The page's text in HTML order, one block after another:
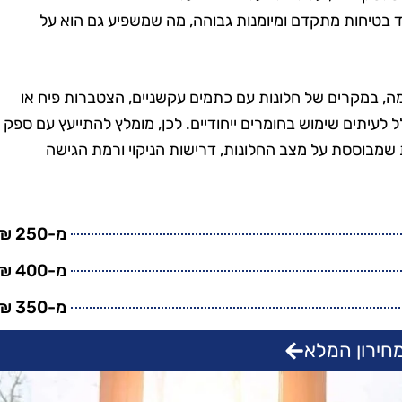
בטיחות מתקדם ומיומנות גבוהה, מה שמשפיע גם הוא על
במקרים של חלונות עם כתמים עקשניים, הצטברות פיח או
לעיתים שימוש בחומרים ייחודיים. לכן, מומלץ להתייעץ עם ספק
על מצב החלונות, דרישות הניקוי ורמת הגישה
מ-250 ₪
מ-400 ₪
מ-350 ₪
המלא
וגם
בחומרים
היה הוגן.
להשתמש
בזמן, היה מאוד מקצועי
בהחלט אשתמש בשירותים
שלהם שוב בעתיד!"